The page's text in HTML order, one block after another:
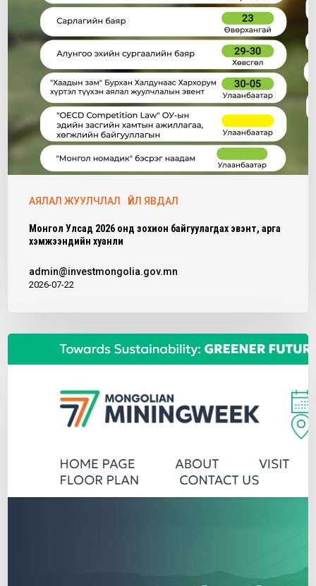
АЯЛАЛ ЖУУЛЧЛАЛ ҮЙЛ ЯВДАЛ
Монгол Улсад 2026 онд зохион байгуулагдах эвэнт, арга
хэмжээнүүдийн хуанли
admin@investmongolia.gov.mn
2026-07-22